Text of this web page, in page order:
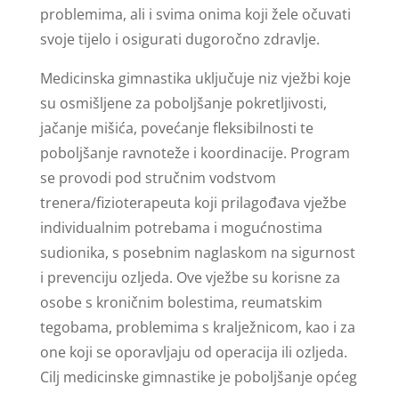
problemima, ali i svima onima koji žele očuvati
svoje tijelo i osigurati dugoročno zdravlje.
Medicinska gimnastika uključuje niz vježbi koje
su osmišljene za poboljšanje pokretljivosti,
jačanje mišića, povećanje fleksibilnosti te
poboljšanje ravnoteže i koordinacije. Program
se provodi pod stručnim vodstvom
trenera/fizioterapeuta koji prilagođava vježbe
individualnim potrebama i mogućnostima
sudionika, s posebnim naglaskom na sigurnost
i prevenciju ozljeda. Ove vježbe su korisne za
osobe s kroničnim bolestima, reumatskim
tegobama, problemima s kralježnicom, kao i za
one koji se oporavljaju od operacija ili ozljeda.
Cilj medicinske gimnastike je poboljšanje općeg